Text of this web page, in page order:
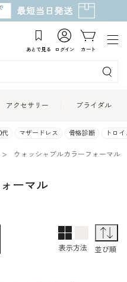
あとで見る ログイン カート
アクセサリー ブライダル
代 マザードレス 骨格診断 トロ
ウォッシャブルカラーフォーマル
ーマル
表示方法
1列表示
並び順